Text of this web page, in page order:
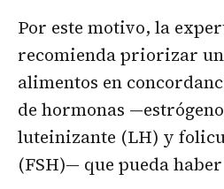
Por este motivo, la
recomienda priorizar
alimentos en
de hormonas
luteinizante (LH) y
(FSH)— que pueda